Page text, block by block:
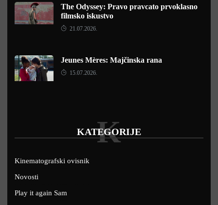
The Odyssey: Pravo pravcato prvoklasno
filmsko iskustvo
21.07.2026.
Jeunes Mères: Majčinska rana
15.07.2026.
KATEGORIJE
K
Kinematografski ovisnik
Novosti
Play it again Sam